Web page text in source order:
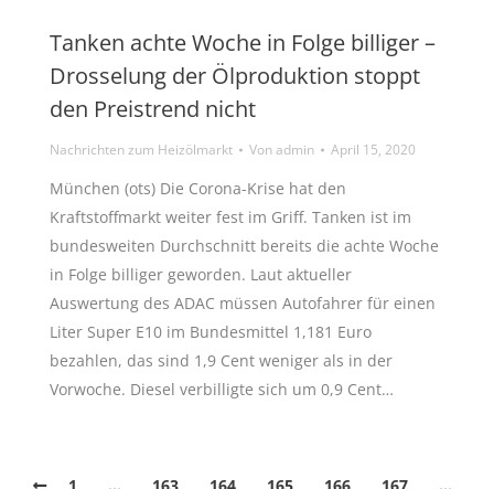
Tanken achte Woche in Folge billiger –
Drosselung der Ölproduktion stoppt
den Preistrend nicht
Nachrichten zum Heizölmarkt Vonadmin April 15, 2020
München (ots) Die Corona-Krise hat den
Kraftstoffmarkt weiter fest im Griff. Tanken ist im
bundesweiten Durchschnitt bereits die achte Woche
in Folge billiger geworden. Laut aktueller
Auswertung des ADAC müssen Autofahrer für einen
Liter Super E10 im Bundesmittel 1,181 Euro
bezahlen, das sind 1,9 Cent weniger als in der
Vorwoche. Diesel verbilligte sich um 0,9 Cent…
1 … 163 164 165 166 167 …